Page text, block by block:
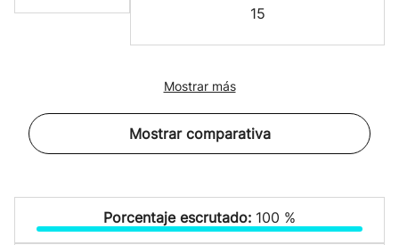
15
Mostrar más
Mostrar comparativa
Porcentaje escrutado: 100 %